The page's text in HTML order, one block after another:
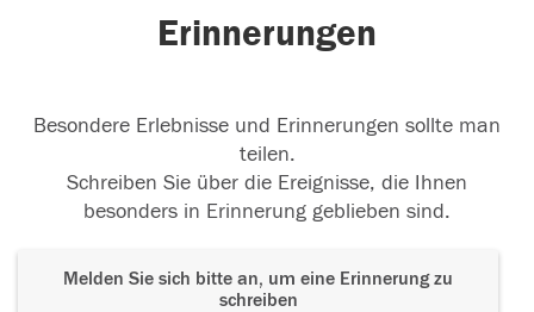
Erinnerungen
Besondere Erlebnisse und Erinnerungen sollte man
teilen.
Schreiben Sie über die Ereignisse, die Ihnen
besonders in Erinnerung geblieben sind.
Melden Sie sich bitte an, um eine Erinnerung zu
schreiben